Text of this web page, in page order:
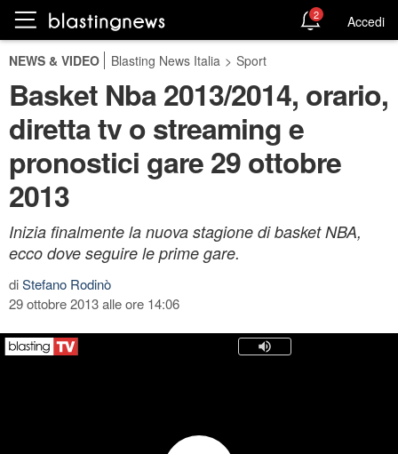
2 Accedi
NEWS & VIDEO Blasting News Italia > Sport
Basket Nba 2013/2014, orario,
diretta tv o streaming e
pronostici gare 29 ottobre
2013
Inizia finalmente la nuova stagione di basket NBA,
ecco dove seguire le prime gare.
diStefano Rodinò
29 ottobre 2013 alle ore 14:06